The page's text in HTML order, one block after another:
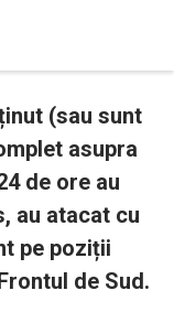
(sau sunt
asupra
de ore au
au atacat cu
pe poziții
de Sud.